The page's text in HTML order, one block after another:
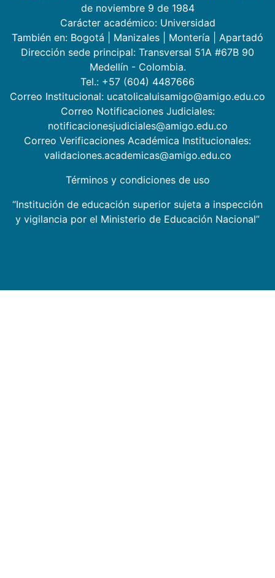
de noviembre 9 de 1984
Carácter académico: Universidad
También en: Bogotá Manizales Montería
Apartadó
Dirección sede principal: Transversal 51A #67B 90
Medellín - Colombia.
Tel.: +57 (604) 4487666
Correo Institucional: ucatolicaluisamigo@amigo.edu.co
Correo Notificaciones Judiciales:
notificacionesjudiciales@amigo.edu.co
Correo Verificaciones Académica Institucionales:
validaciones.academicas@amigo.edu.co
Términos y condiciones de uso
“Institución de educación superior sujeta a inspección
y vigilancia por el Ministerio de Educación Nacional”